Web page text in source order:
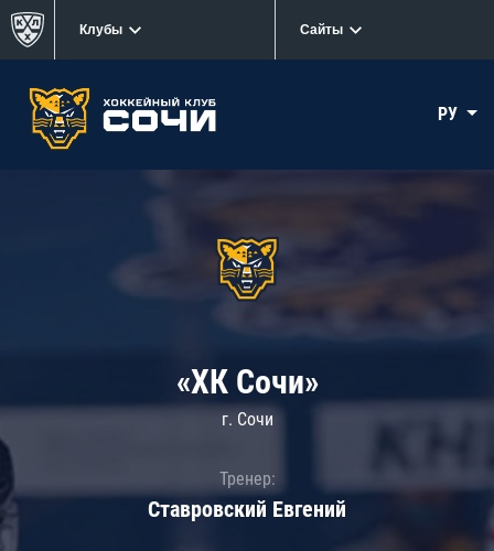
Клубы Сайты
РУ
«ХК Сочи»
г. Сочи
Тренер:
Ставровский Евгений